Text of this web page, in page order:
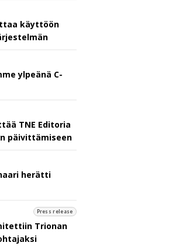
käyttöön
ylpeänä C-
TNE Editoria
päivittämiseen
herätti
Press release
Trionan